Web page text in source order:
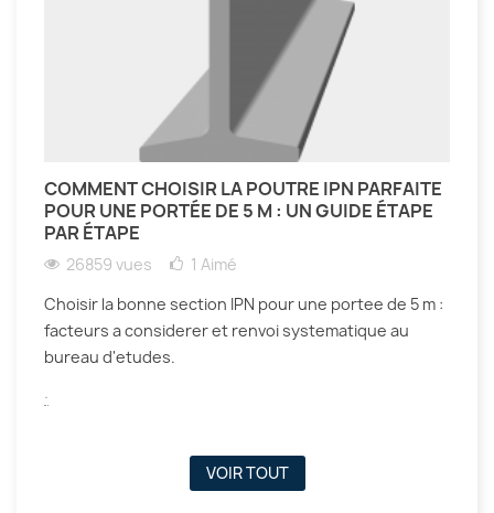
COMMENT CHOISIR LA POUTRE IPN PARFAITE
POUR UNE PORTÉE DE 5 M : UN GUIDE ÉTAPE
PAR ÉTAPE
26859 vues 1 Aimé
Choisir la bonne section IPN pour une portee de 5 m :
facteurs a considerer et renvoi systematique au
bureau d'etudes.
.
VOIR TOUT